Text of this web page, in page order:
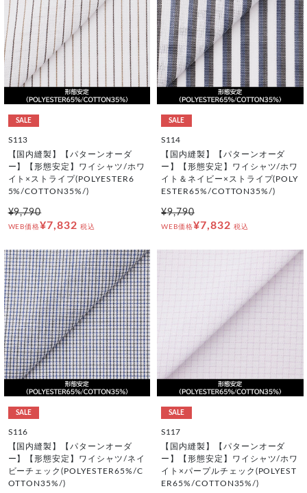
SALE
S113
【国内縫製】【パターンオーダ
ー】【形態安定】ワイシャツ/ホワ
イト×ストライプ(POLYESTER6
5%/COTTON35%/)
¥9,790
WEB価格¥7,832 税込
SALE
S114
【国内縫製】【パターンオーダ
ー】【形態安定】ワイシャツ/ホワ
イト＆ネイビー×ストライプ(POLY
ESTER65%/COTTON35%/)
¥9,790
WEB価格¥7,832 税込
SALE
S116
【国内縫製】【パターンオーダ
ー】【形態安定】ワイシャツ/ネイ
ビーチェック(POLYESTER65%/C
OTTON35%/)
SALE
S117
【国内縫製】【パターンオーダ
ー】【形態安定】ワイシャツ/ホワ
イト×パープルチェック(POLYEST
ER65%/COTTON35%/)